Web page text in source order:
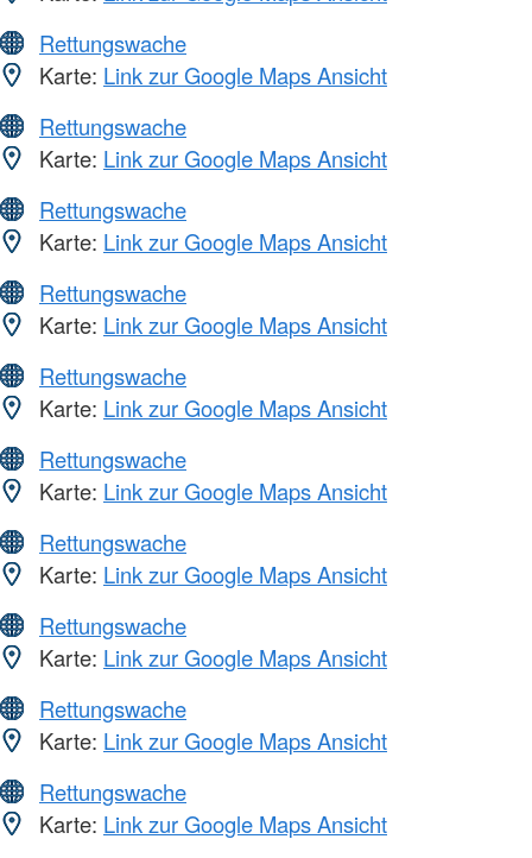
Rettungswache
Karte: Link zur Google Maps Ansicht
Rettungswache
Karte: Link zur Google Maps Ansicht
Rettungswache
Karte: Link zur Google Maps Ansicht
Rettungswache
Karte: Link zur Google Maps Ansicht
Rettungswache
Karte: Link zur Google Maps Ansicht
Rettungswache
Karte: Link zur Google Maps Ansicht
Rettungswache
Karte: Link zur Google Maps Ansicht
Rettungswache
Karte: Link zur Google Maps Ansicht
Rettungswache
Karte: Link zur Google Maps Ansicht
Rettungswache
Karte: Link zur Google Maps Ansicht